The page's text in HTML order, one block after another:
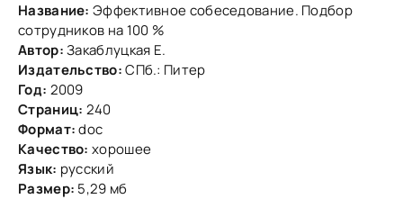
Название: Эффективное собеседование. Подбор
сотрудников на 100 %
Автор:Закаблуцкая Е.
Издательство:СПб.: Питер
Год: 2009
Страниц: 240
Формат:doc
Качество: хорошее
Язык: русский
Размер: 5,29 мб